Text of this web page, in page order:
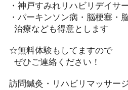
・神戸すみれリハビリデイサ
・パーキンソン病・脳梗塞・
治療なども得意とします
☆無料体験もしてますので
ぜひご連絡ください！️
訪問鍼灸・リハビリマッサー